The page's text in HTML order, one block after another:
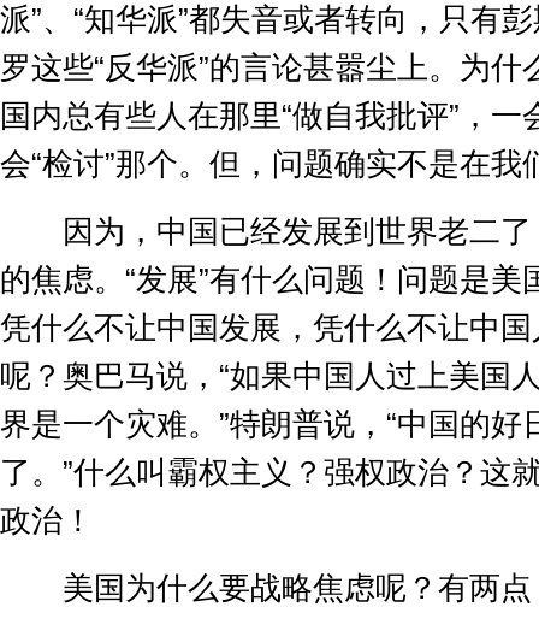
派”、 “知华派”都失音或者转向，只有
罗这些“反华派”的言论甚嚣尘上。为什
国内总有些人在那里“做自我批评” ，一
会“检讨”那个。但，问题确实不是在我
因为，中国已经发展到世界老二了
的焦虑。 “发展”有什么问题！问题是美
凭什么不让中国发展，凭什么不让中
呢？奥巴马说， “如果中国人过上美国
界是一个灾难。 ”特朗普说， “中国的好
了。 ”什么叫霸权主义？强权政治？这
政治！
美国为什么要战略焦虑呢？有两点